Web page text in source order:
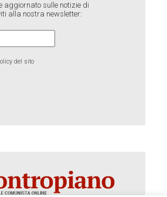
aggiornato sulle notizie di
alla nostra newsletter:
del sito